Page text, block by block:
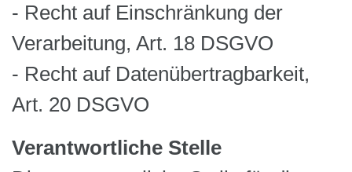
- Recht auf Einschränkung der
Verarbeitung, Art. 18 DSGVO
- Recht auf Datenübertragbarkeit,
Art. 20 DSGVO
Verantwortliche Stelle